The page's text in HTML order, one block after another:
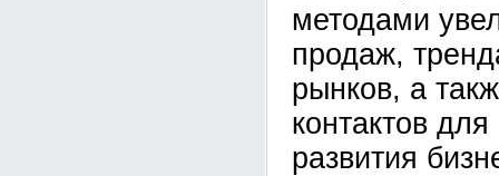
методами
продаж,
рынков, а
контактов
развития